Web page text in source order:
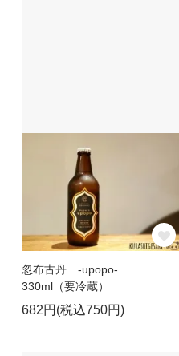
忽布古丹 -upopo-
330ml（要冷蔵）
682円(税込750円)